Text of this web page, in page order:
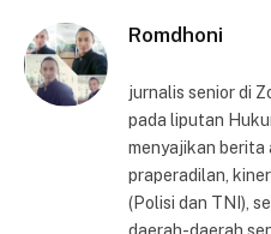
Romdhoni
jurnalis senior di
pada liputan
menyajikan berita
praperadilan,
(Polisi dan TNI),